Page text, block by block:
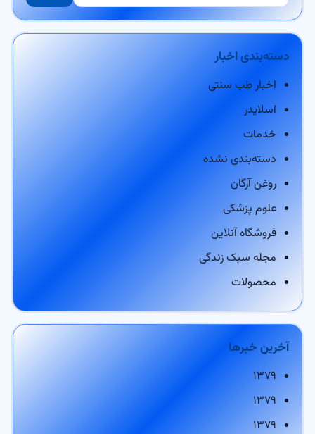
دسته‌بندی اخبار
اخبار طب سنتی
اسلایدر
خدمات
دسته‌بندی نشده
روغن آرگان
علوم پزشکی
فروشگاه آنلاین
مجله سبک زندگی
محصولات
آخرین خبرها
۱۳۷۹
۱۳۷۹
۱۳۷۹